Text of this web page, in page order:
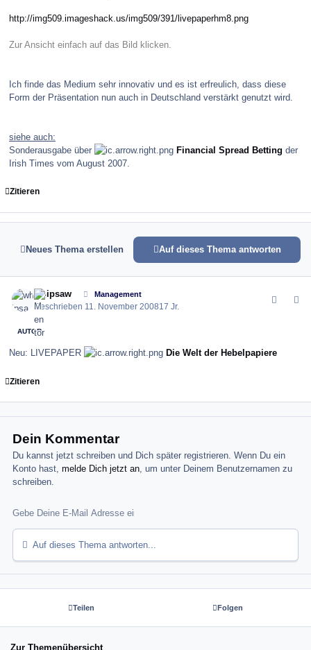
http://img509.imageshack.us/img509/391/livepaperhm8.png
Zur Ansicht einfach auf das Bild klicken.
Ich finde das Medium sehr innovativ und es ist erfreulich, dass diese
Form der Präsentation nun auch in Deutschland verstärkt genutzt wird.
siehe auch:
Sonderausgabe über
Financial Spread Betting der
Irish Times vom August 2007.
Zitieren
Neues Thema erstellen Auf dieses Thema antworten
whipsaw Management
Geschrieben 11. November 200817 Jr.
AUTOR
Neu: LIVEPAPER Die Welt der Hebelpapiere
Zitieren
Dein Kommentar
Du kannst jetzt schreiben und Dich später registrieren. Wenn Du ein
Konto hast,melde Dich jetzt an, um unter Deinem Benutzernamen zu
schreiben.
Auf dieses Thema antworten...
Teilen Folgen
Zur Themenübersicht